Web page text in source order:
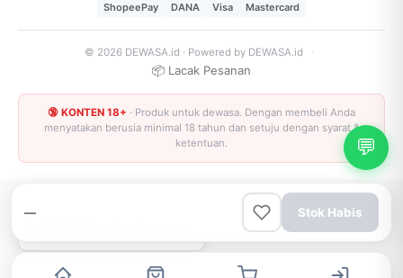
— Stok Habis
💬
ShopeePay
DANA Visa Mastercard
© 2026 DEWASA.id · Powered by DEWASA.id ·
📦 Lacak Pesanan
🔞 KONTEN 18+ · Produk untuk dewasa. Dengan membeli Anda
menyatakan berusia minimal 18 tahun dan setuju dengan syarat &
ketentuan.